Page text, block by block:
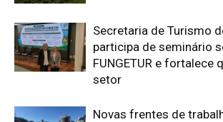
Secretaria de Turismo
participa de seminário
FUNGETUR e fortalece
setor
Novas frentes de